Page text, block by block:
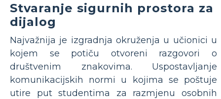
Stvaranje sigurnih prostora za
dijalog
Najvažnija je izgradnja okruženja u učionici u
kojem se potiču otvoreni razgovori o
društvenim znakovima. Uspostavljanje
komunikacijskih normi u kojima se poštuje
utire put studentima za razmjenu osobnih